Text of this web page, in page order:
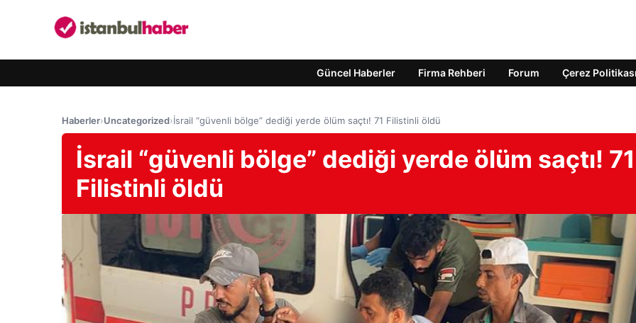
Güncel Haberler Firma Rehberi Forum Çerez Politikası
Haberler›Uncategorized›İsrail “güvenli bölge” dediği yerde ölüm saçtı! 71 Filistinli öldü
İsrail “güvenli bölge” dediği yerde ölüm saçtı! 71
Filistinli öldü